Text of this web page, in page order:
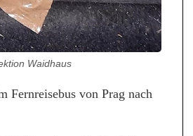
Waidhaus
Fernreisebus von Prag nach